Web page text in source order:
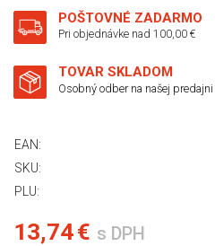
POŠTOVNÉ ZADARMO
Pri objednávke nad 100,00 €
TOVAR SKLADOM
Osobný odber na našej predajni
EAN:
SKU:
PLU:
13,74 € s DPH